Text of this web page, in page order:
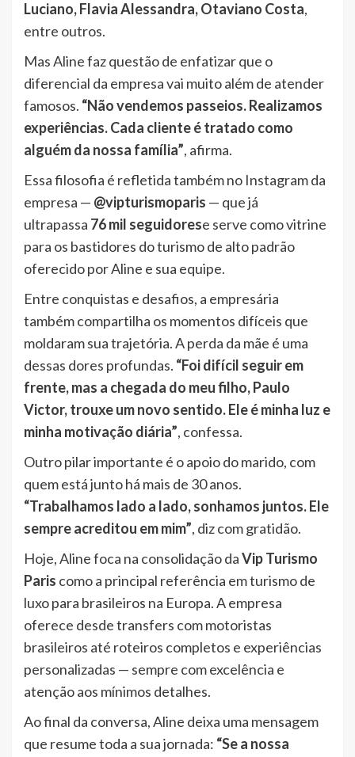
Luciano, Flavia Alessandra, Otaviano Costa,
entre outros.
Mas Aline faz questão de enfatizar que o
diferencial da empresa vai muito além de atender
famosos. “Não vendemos passeios. Realizamos
experiências. Cada cliente é tratado como
alguém da nossa família”, afirma.
Essa filosofia é refletida também no Instagram da
empresa — @vipturismoparis — que já
ultrapassa 76 mil seguidorese serve como vitrine
para os bastidores do turismo de alto padrão
oferecido por Aline e sua equipe.
Entre conquistas e desafios, a empresária
também compartilha os momentos difíceis que
moldaram sua trajetória. A perda da mãe é uma
dessas dores profundas. “Foi difícil seguir em
frente, mas a chegada do meu filho, Paulo
Victor, trouxe um novo sentido. Ele é minha luz e
minha motivação diária”, confessa.
Outro pilar importante é o apoio do marido, com
quem está junto há mais de 30 anos.
“Trabalhamos lado a lado, sonhamos juntos. Ele
sempre acreditou em mim”, diz com gratidão.
Hoje, Aline foca na consolidação daVip Turismo
Paris como a principal referência em turismo de
luxo para brasileiros na Europa. A empresa
oferece desde transfers com motoristas
brasileiros até roteiros completos e experiências
personalizadas — sempre com excelência e
atenção aos mínimos detalhes.
Ao final da conversa, Aline deixa uma mensagem
que resume toda a sua jornada: “Se a nossa